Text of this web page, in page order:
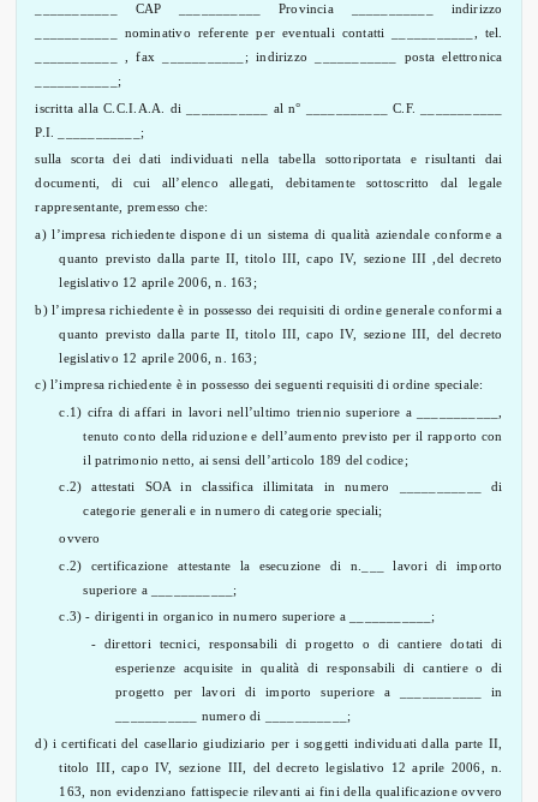
___________ CAP ___________ Provincia ___________ indirizzo
___________ nominativo referente per eventuali contatti ___________, tel.
___________ , fax ___________; indirizzo ___________ posta elettronica
___________;
iscritta alla C.C.I.A.A. di ___________ al n° ___________ C.F. ___________
P.I. ___________;
sulla scorta dei dati individuati nella tabella sottoriportata e risultanti dai
documenti, di cui all’elenco allegati, debitamente sottoscritto dal legale
rappresentante, premesso che:
a) l’impresa richiedente dispone di un sistema di qualità aziendale conforme a
quanto previsto dalla parte II, titolo III, capo IV, sezione III ,del decreto
legislativo 12 aprile 2006, n. 163;
b) l’impresa richiedente è in possesso dei requisiti di ordine generale conformi a
quanto previsto dalla parte II, titolo III, capo IV, sezione III, del decreto
legislativo 12 aprile 2006, n. 163;
c) l’impresa richiedente è in possesso dei seguenti requisiti di ordine speciale:
c.1) cifra di affari in lavori nell’ultimo triennio superiore a ___________,
tenuto conto della riduzione e dell’aumento previsto per il rapporto con
il patrimonio netto, ai sensi dell’articolo 189 del codice;
c.2) attestati SOA in classifica illimitata in numero ___________ di
categorie generali e in numero di categorie speciali;
ovvero
c.2) certificazione attestante la esecuzione di n.___ lavori di importo
superiore a ___________;
c.3) - dirigenti in organico in numero superiore a ___________;
- direttori tecnici, responsabili di progetto o di cantiere dotati di
esperienze acquisite in qualità di responsabili di cantiere o di
progetto per lavori di importo superiore a ___________ in
___________ numero di ___________;
d) i certificati del casellario giudiziario per i soggetti individuati dalla parte II,
titolo III, capo IV, sezione III, del decreto legislativo 12 aprile 2006, n.
163, non evidenziano fattispecie rilevanti ai fini della qualificazione ovvero